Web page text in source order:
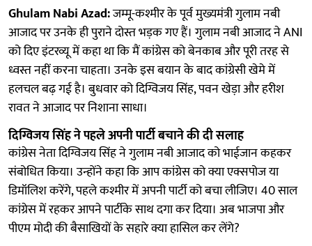
Ghulam Nabi Azad:जम्मू-कश्मीर के पूर्व मुख्यमंत्री गुलाम नबी
आजाद पर उनके ही पुराने दोस्त भड़क गए हैं। गुलाम नबी आजाद ने ANI
को दिए इंटरव्यू में कहा था कि मैं कांग्रेस को बेनकाब और पूरी तरह से
ध्वस्त नहीं करना चाहता। उनके इस बयान के बाद कांग्रेसी खेमे में
हलचल बढ़ गई है। बुधवार को दिग्विजय सिंह, पवन खेड़ा और हरीश
रावत ने आजाद पर निशाना साधा।
दिग्विजय सिंह ने पहले अपनी पार्टी बचाने की दी सलाह
कांग्रेस नेता दिग्विजय सिंह ने गुलाम नबी आजाद को भाईजान कहकर
संबोधित किया। उन्होंने कहा कि आप कांग्रेस को क्या एक्सपोज या
डिमॉलिश करेंगे, पहले कश्मीर में अपनी पार्टी को बचा लीजिए। 40 साल
कांग्रेस में रहकर आपने पार्टीके साथ दगा कर दिया। अब भाजपा और
पीएम मोदी की बैसाखियों के सहारे क्या हासिल कर लेंगे?